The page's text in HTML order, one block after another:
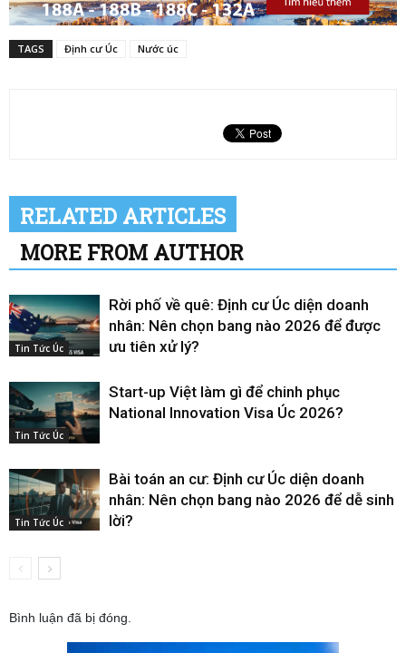
TAGS Định cư Úc Nước úc
RELATED ARTICLES
MORE FROM AUTHOR
Tin Tức Úc
Rời phố về quê: Định cư Úc diện doanh
nhân: Nên chọn bang nào 2026 để được
ưu tiên xử lý?
Tin Tức Úc
Start-up Việt làm gì để chinh phục
National Innovation Visa Úc 2026?
Tin Tức Úc
Bài toán an cư: Định cư Úc diện doanh
nhân: Nên chọn bang nào 2026 để dễ sinh
lời?
Bình luận đã bị đóng.